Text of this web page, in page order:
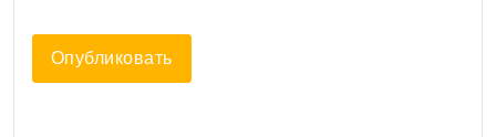
Опубликовать